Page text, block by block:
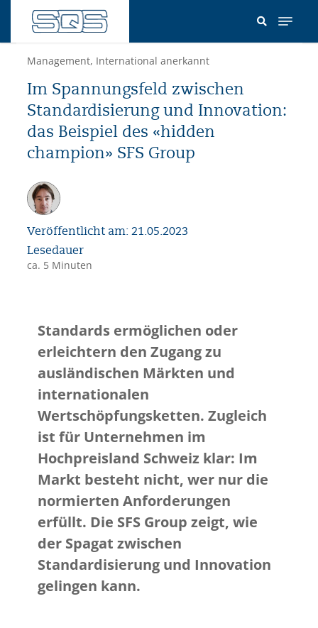
Inhalt
Management, International anerkannt
Im Spannungsfeld zwischen
Standardisierung und Innovation:
das Beispiel des «hidden
champion» SFS Group
Veröffentlicht am: 21.05.2023
Lesedauer
ca. 5 Minuten
Standards ermöglichen oder
erleichtern den Zugang zu
ausländischen Märkten und
internationalen
Wertschöpfungsketten. Zugleich
ist für Unternehmen im
Hochpreisland Schweiz klar: Im
Markt besteht nicht, wer nur die
normierten Anforderungen
erfüllt. Die SFS Group zeigt, wie
der Spagat zwischen
Standardisierung und Innovation
gelingen kann.